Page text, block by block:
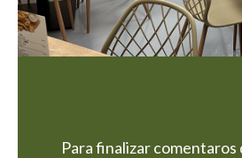
Para finalizar comentaros